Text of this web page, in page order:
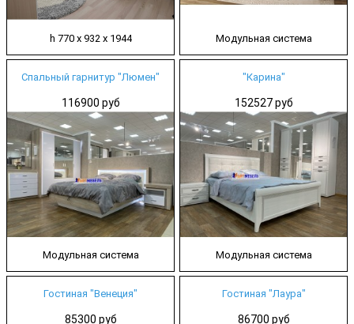
h 770 х 932 х 1944 Модульная система
Спальный гарнитур "Люмен"
116900 руб
Модульная система
"Карина"
152527 руб
Модульная система
Гостиная "Венеция"
85300 руб
Гостиная "Лаура"
86700 руб